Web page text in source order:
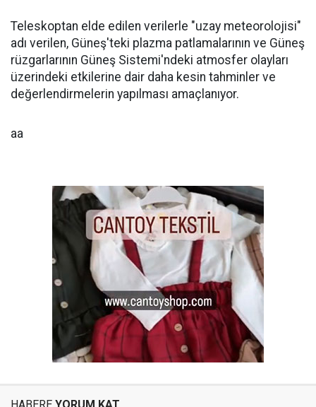
Teleskoptan elde edilen verilerle "uzay meteorolojisi"
adı verilen, Güneş'teki plazma patlamalarının ve Güneş
rüzgarlarının Güneş Sistemi'ndeki atmosfer olayları
üzerindeki etkilerine dair daha kesin tahminler ve
değerlendirmelerin yapılması amaçlanıyor.
aa